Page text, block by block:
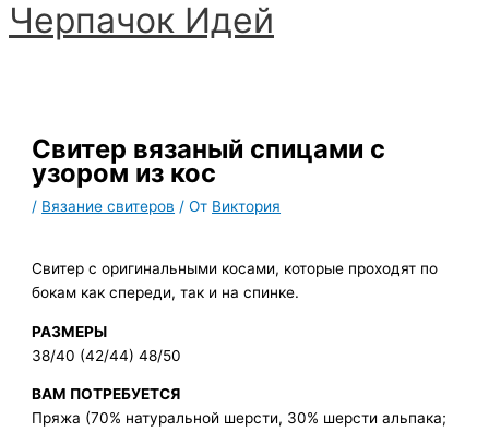
Перейти
к
Черпачoк Идей
Свитер вязаный спицами с
узором из кос
/ Вязание свитеров / От Виктория
Свитер с оригинальными косами, которые проходят по
бокам как спереди, так и на спинке.
РАЗМЕРЫ
38/40 (42/44) 48/50
ВАМ ПОТРЕБУЕТСЯ
Пряжа (70% натуральной шерсти, 30% шерсти альпака;